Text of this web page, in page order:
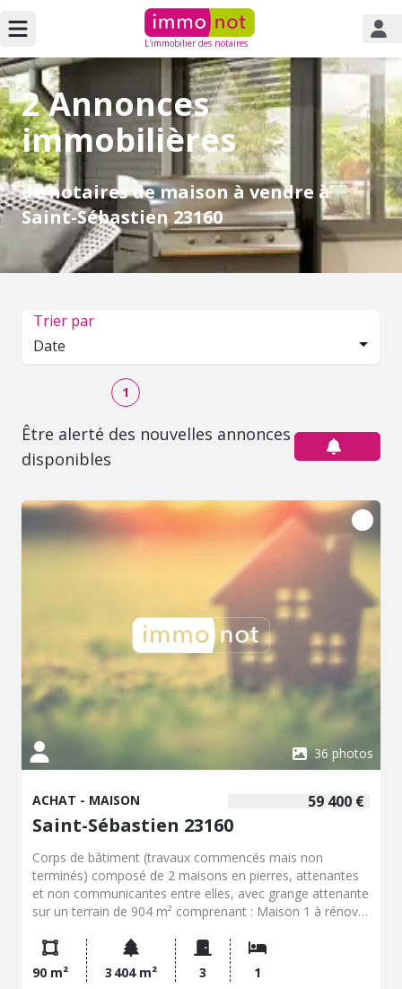
L'immobilier des notaires
2 Annonces
immobilières
de notaires de maison à vendre à
Saint-Sébastien 23160
Trier par
Date
1
Être alerté des nouvelles annonces
disponibles
36 photos
59 400 €
ACHAT - MAISON
Saint-Sébastien 23160
Corps de bâtiment (travaux commencés mais non
terminés) composé de 2 maisons en pierres, attenantes
et non communicantes entre elles, avec grange attenante
sur un terrain de 904 m² comprenant : Maison 1 à rénover
grenier au-dessus, appentis sur le côté Maison 2 : séjour
(cheminée), cuisine, en appentis sur l'arrière de la grange
une salle d'eau/WC (travaux non terminés) et accessible
90 m² 3 404 m² 3 1